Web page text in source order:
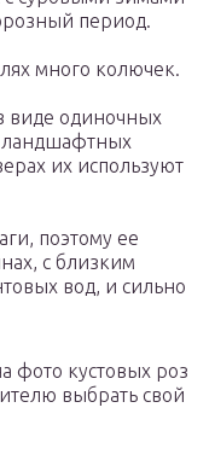
период.
много колючек.
виде одиночных
ландшафтных
их используют
поэтому ее
с близким
вод, и сильно
фото кустовых роз
выбрать свой